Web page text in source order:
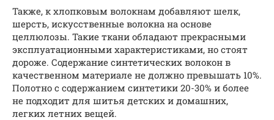
Также, к хлопковым волокнам добавляют шелк,
шерсть, искусственные волокна на основе
целлюлозы. Такие ткани обладают прекрасными
эксплуатационными характеристиками, но стоят
дороже. Содержание синтетических волокон в
качественном материале не должно превышать 10%.
Полотно с содержанием синтетики 20-30% и более
не подходит для шитья детских и домашних,
легких летних вещей.